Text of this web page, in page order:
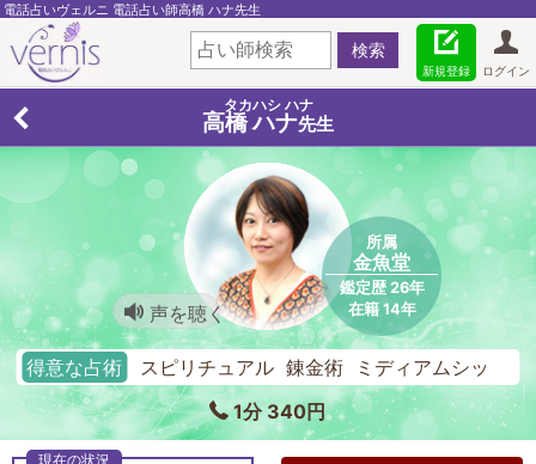
電話占いヴェルニ 電話占い師高橋 ハナ先生
ログイン
新規登録
タカハシ ハナ
高橋 ハナ先生
所属
金魚堂
鑑定歴 26年
在籍 14年
声を聴く
得意な占術
スピリチュアル 錬金術 ミディアムシッ
プ
1分 340円